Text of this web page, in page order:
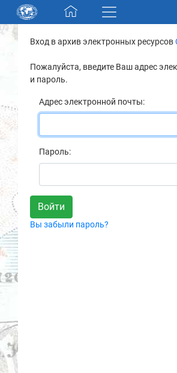
Skip navigation
Разделы и коллекции
Электронный каталог
Новости
О нас
Контакты
Партнеры
Вход в архив электронных ресурсов
Пожалуйста, введите Ваш адрес
и пароль.
Адрес электронной почты:
Пароль:
Вы забыли пароль?